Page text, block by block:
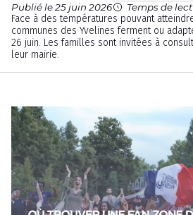
Publié le 25 juin 2026 Temps de
Face à des températures pouvant
communes des Yvelines ferment ou
26 juin. Les familles sont invitées à
leur mairie.